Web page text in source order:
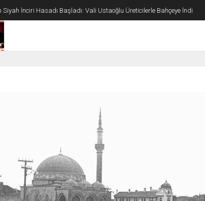
Siyah İnciri Hasadı Başladı: Vali Ustaoğlu Üreticilerle Bahçeye İndi
GRAM ALTIN
6.520,79